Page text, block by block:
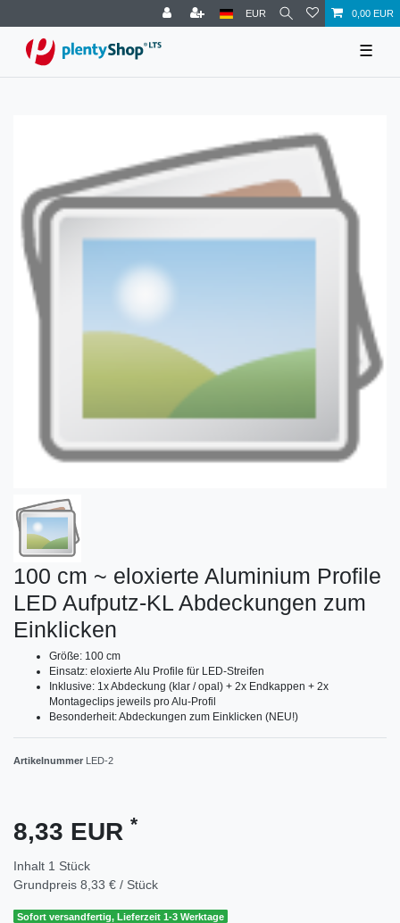
EUR 0,00 EUR
☰
100 cm ~ eloxierte Aluminium Profile
LED Aufputz-KL Abdeckungen zum
Einklicken
Größe: 100 cm
Einsatz: eloxierte Alu Profile für LED-Streifen
Inklusive: 1x Abdeckung (klar / opal) + 2x Endkappen + 2x
Montageclips jeweils pro Alu-Profil
Besonderheit: Abdeckungen zum Einklicken (NEU!)
Artikelnummer LED-2
8,33 EUR *
Inhalt 1 Stück
Grundpreis 8,33 € / Stück
Sofort versandfertig, Lieferzeit 1-3 Werktage